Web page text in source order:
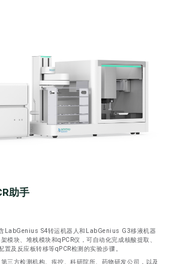
助手
LabGenius S4转运机器人和LabGenius G3移液机器
模块、堆栈模块和qPCR仪，可自动化完成核酸提取、
置及反应板转移等qPCR检测的实验步骤。
三方检测机构、疾控、科研院所、药物研发公司，以及